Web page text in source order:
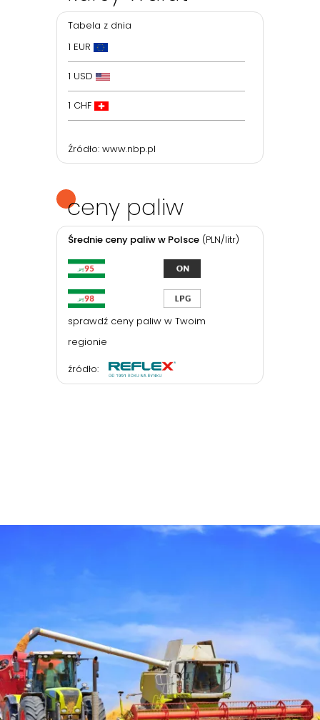
ceny paliw
Średnie ceny paliw w Polsce (PLN/litr)
sprawdź ceny paliw w Twoim
regionie
źródło:
Tabela z dnia
1 EUR
1 USD
1 CHF
Źródło: www.nbp.pl